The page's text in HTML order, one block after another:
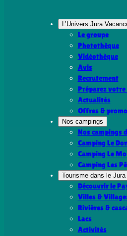
L’Univers Jura
Le groupe
Photothèque
Vidéothèque
Avis
Recrutement
Préparez votre
Actualités
Offres &
Nos campings
Nos campings
Camping Le
Camping Le
Camping Les
Tourisme dans le Jura
Découvrir le
Villes &
Rivières &
Lacs
Activités